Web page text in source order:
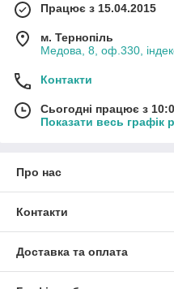
Працює з 15.04.2015
м. Тернопіль
Медова, 8, оф.330,
Контакти
Сьогодні працює з
Показати весь графік
Про нас
Контакти
Доставка та оплата